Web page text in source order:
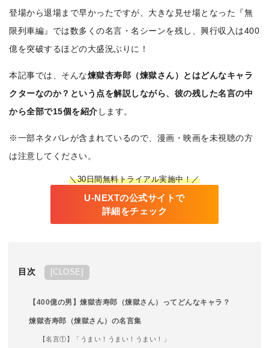
登場から退場まで早かったですが、大きな見せ場となった『無
限列車編』では数多くの名言・名シーンを残し、興行収入は400
億を突破するほどの大盛況ぶりに！
本記事では、そんな煉獄杏寿郎（煉獄さん）とはどんなキャラ
クターなのか？という点を解説しながら、彼の残した名言の中
から全部で15個を紹介 します。
※一部ネタバレが含まれているので、漫画・映画を未視聴の方
は注意してください。
＼30日間無料トライアル実施中！／
U-NEXTの公式サイトで
詳細をチェック
目次 CLOSE
【400億の男】煉獄杏寿郎（煉獄さん）ってどんなキャラ？
煉獄杏寿郎（煉獄さん）の名言集
【名言①】「うまい！うまい！うまい！」